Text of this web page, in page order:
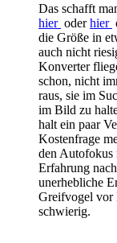
Das schafft
hier oderhier
die Größe in
auch nicht
Konverter
schon, nicht
raus, sie im
im Bild zu
halt ein paar
Kostenfrage
den Autofokus
Erfahrung
unerhebliche
Greifvogel vor
schwierig.